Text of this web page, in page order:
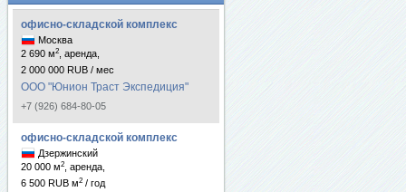
офисно-складской комплекс
Москва
2 690 м2
, аренда,
2 000 000 RUB / мес
ООО "Юнион Траст Экспедиция"
+7 (926) 684-80-05
офисно-складской комплекс
Дзержинский
20 000 м2
, аренда,
6 500 RUB м2 / год